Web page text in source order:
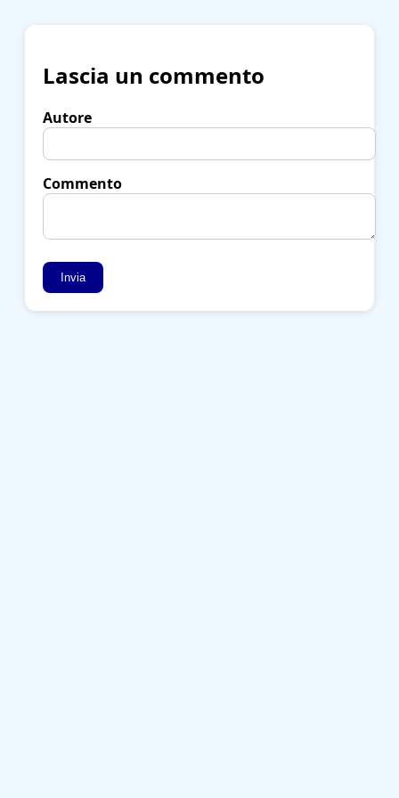
Lascia un commento
Autore
Commento
Invia